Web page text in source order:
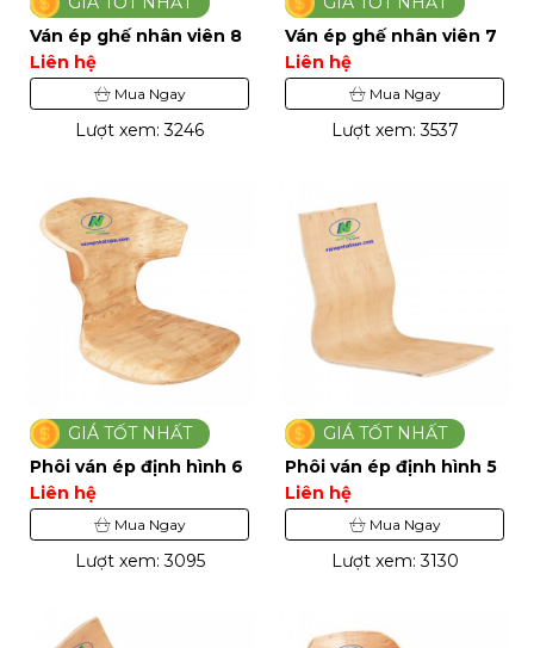
Ván ép ghế nhân viên 8
Liên hệ
Mua Ngay
Lượt xem: 3246
Ván ép ghế nhân viên 7
Liên hệ
Mua Ngay
Lượt xem: 3537
GIÁ TỐT NHẤT
Phôi ván ép định hình 6
Liên hệ
Mua Ngay
Lượt xem: 3095
GIÁ TỐT NHẤT
Phôi ván ép định hình 5
Liên hệ
Mua Ngay
Lượt xem: 3130